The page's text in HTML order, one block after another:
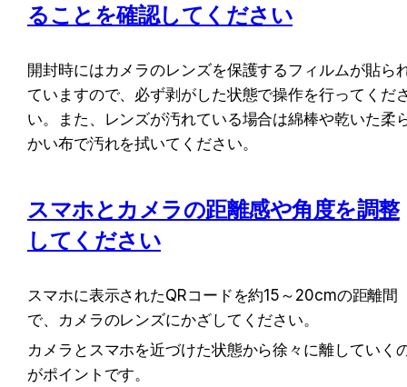
ることを確認してください
開封時にはカメラのレンズを保護するフィルムが貼ら
ていますので、必ず剥がした状態で操作を行ってくだ
い。また、レンズが汚れている場合は綿棒や乾いた柔
かい布で汚れを拭いてください。
スマホとカメラの距離感や角度を調整
してください
スマホに表示されたQRコードを約15～20cmの距離間
で、カメラのレンズにかざしてください。
カメラとスマホを近づけた状態から徐々に離していく
がポイントです。